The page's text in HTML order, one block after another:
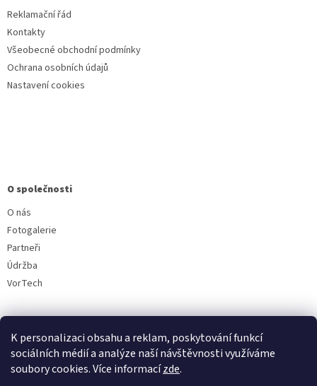
K personalizaci obsahu a reklam, poskytování funkcí
sociálních médií a analýze naší návštěvnosti využíváme
soubory cookies. Více informacízde.
Reklamační řád
Kontakty
Všeobecné obchodní podmínky
Ochrana osobních údajů
Nastavení cookies
O společnosti
O nás
Fotogalerie
Partneři
Údržba
VorTech